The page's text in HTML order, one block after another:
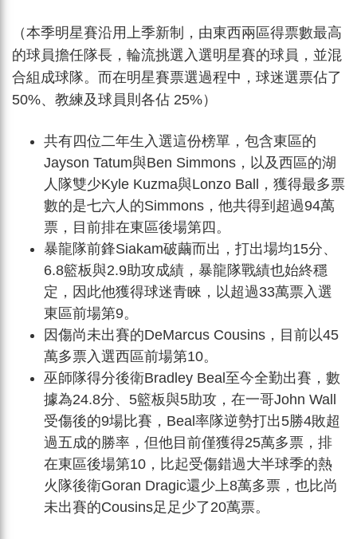
（本季明星賽沿用上季新制，由東西兩區得票數最高
的球員擔任隊長，輪流挑選入選明星賽的球員，並混
合組成球隊。而在明星賽票選過程中，球迷選票佔了
50%、教練及球員則各佔 25%）
共有四位二年生入選這份榜單，包含東區的
Jayson Tatum與Ben Simmons，以及西區的湖
人隊雙少Kyle Kuzma與Lonzo Ball，獲得最多票
數的是七六人的Simmons，他共得到超過94萬
票，目前排在東區後場第四。
暴龍隊前鋒Siakam破繭而出，打出場均15分、
6.8籃板與2.9助攻成績，暴龍隊戰績也始終穩
定，因此他獲得球迷青睞，以超過33萬票入選
東區前場第9。
因傷尚未出賽的DeMarcus Cousins，目前以45
萬多票入選西區前場第10。
巫師隊得分後衛Bradley Beal至今全勤出賽，數
據為24.8分、5籃板與5助攻，在一哥John Wall
受傷後的9場比賽，Beal率隊逆勢打出5勝4敗超
過五成的勝率，但他目前僅獲得25萬多票，排
在東區後場第10，比起受傷錯過大半球季的熱
火隊後衛Goran Dragic還少上8萬多票，也比尚
未出賽的Cousins足足少了20萬票。